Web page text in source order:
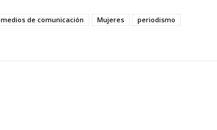
medios de comunicación Mujeres
periodismo